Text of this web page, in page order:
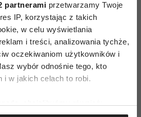
partnerami przetwarzamy Twoje
IP, korzystając z takich
w celu wyświetlania
i treści, analizowania tychże,
oczekiwaniom użytkowników i
wybór odnośnie tego, kto
i w jakich celach to robi.
AUTOPROMOCJA